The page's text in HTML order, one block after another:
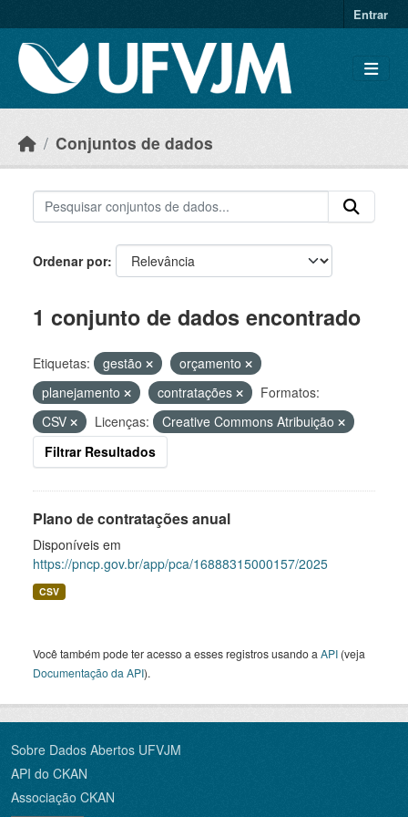
Entrar
Conjuntos de dados
Ordenar por
1 conjunto de dados encontrado
Etiquetas: gestão
orçamento
planejamento
contratações
Formatos:
CSV
Licenças:
Creative Commons Atribuição
Filtrar Resultados
Plano de contratações anual
Disponíveis em
https://pncp.gov.br/app/pca/16888315000157/2025
CSV
Você também pode ter acesso a esses registros usando a API (veja
Documentação da API).
Sobre Dados Abertos UFVJM
API do CKAN
Associação CKAN